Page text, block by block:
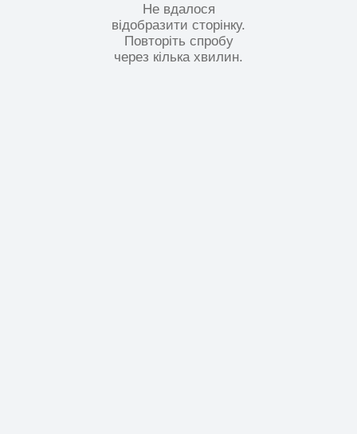
Не вдалося
відобразити сторінку.
Повторіть спробу
через кілька хвилин.